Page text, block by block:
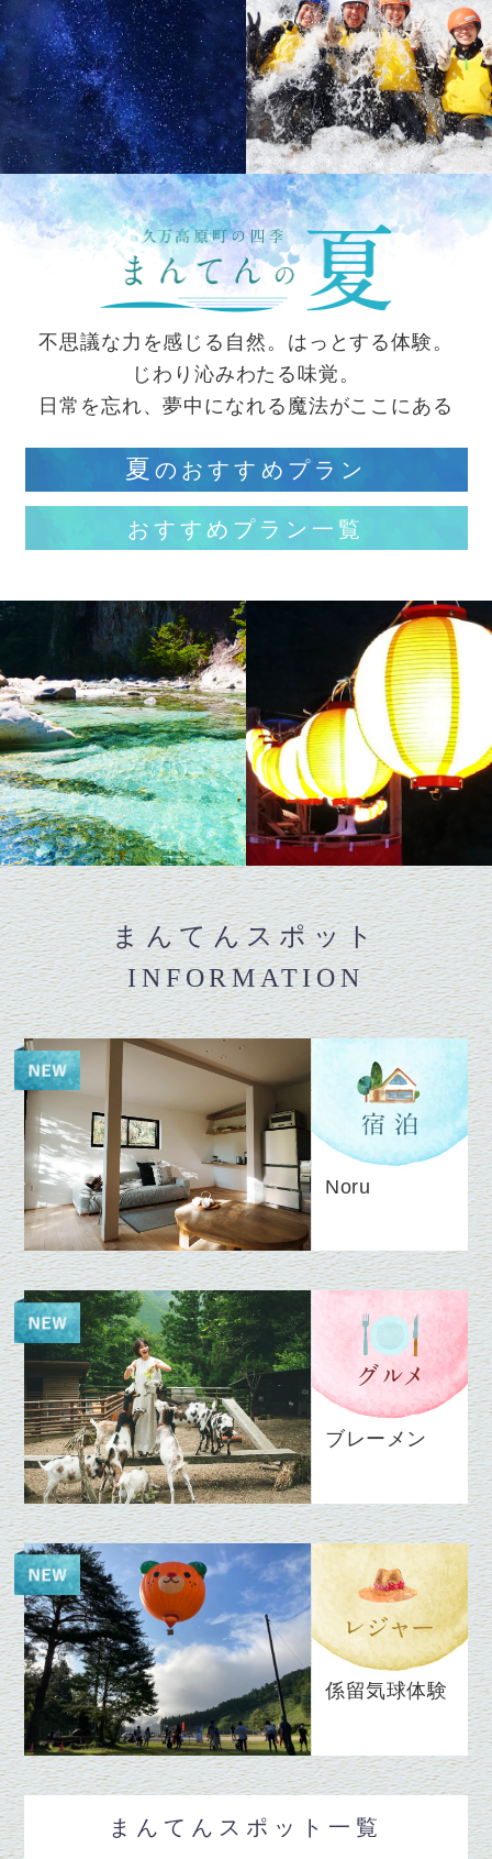
不思議な力を感じる自然。はっとする体験。
じわり沁みわたる味覚。
日常を忘れ、夢中になれる魔法がここにある
夏のおすすめプラン
おすすめプラン一覧
まんてんスポット
INFORMATION
Noru
ブレーメン
係留気球体験
まんてんスポット一覧